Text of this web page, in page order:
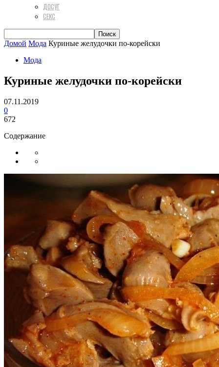
ДОСУГ
СЕКС
Домой Мода Куриные желудочки по-корейски
Мода
Куриные желудочки по-корейски
07.11.2019
0
672
Содержание